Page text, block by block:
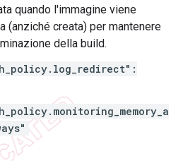
quando l'immagine viene
(anziché creata) per mantenere
della build.